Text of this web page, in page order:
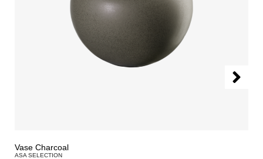
Vase Charcoal
ASA SELECTION